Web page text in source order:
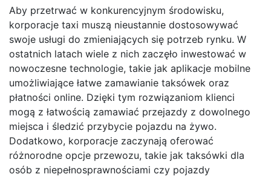
Aby przetrwać w konkurencyjnym środowisku,
korporacje taxi muszą nieustannie dostosowywać
swoje usługi do zmieniających się potrzeb rynku. W
ostatnich latach wiele z nich zaczęło inwestować w
nowoczesne technologie, takie jak aplikacje mobilne
umożliwiające łatwe zamawianie taksówek oraz
płatności online. Dzięki tym rozwiązaniom klienci
mogą z łatwością zamawiać przejazdy z dowolnego
miejsca i śledzić przybycie pojazdu na żywo.
Dodatkowo, korporacje zaczynają oferować
różnorodne opcje przewozu, takie jak taksówki dla
osób z niepełnosprawnościami czy pojazdy